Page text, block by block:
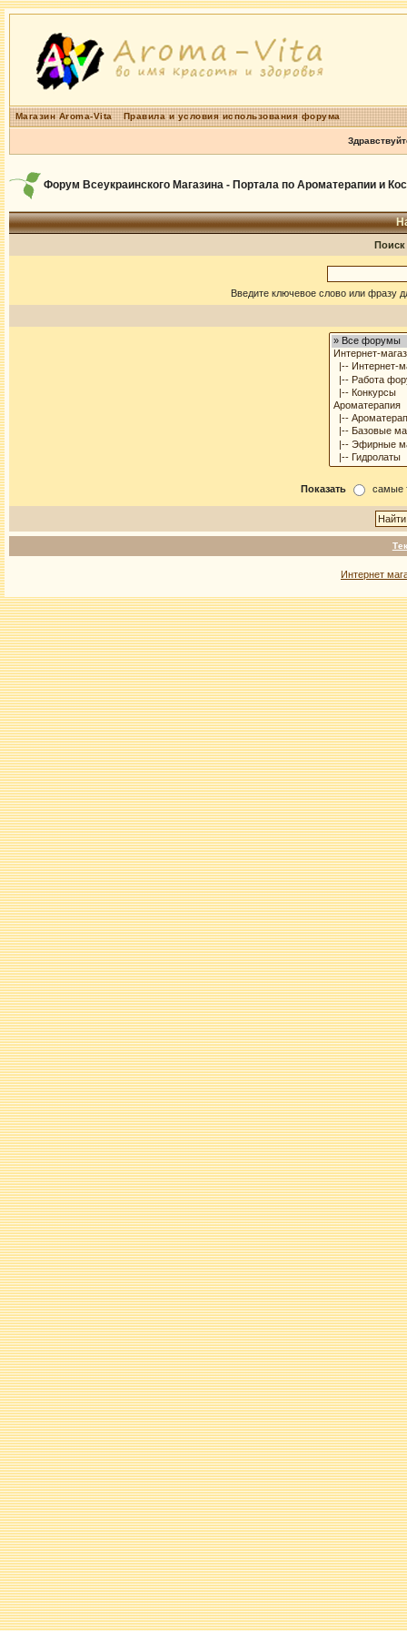
Магазин Aroma-Vita Правила и условия использования форума
Форум Всеукраинского Магазина - Портала по Ароматерапии и
Введите ключевое слово или фразу
Показать самые
Интернет